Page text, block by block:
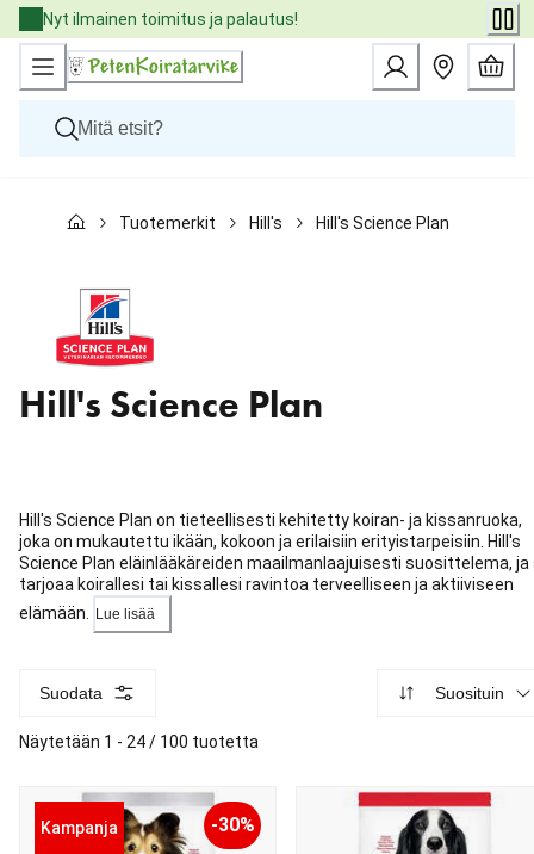
Skip
to
Content
Nyt ilmainen toimitus ja palautus!
Kissat
Tuotemerkit
Uutuudet
Tarjoukset
Palvelut
Tuotemerkit Hill's Hill's Science Plan
Hill's Science Plan
Hill's Science Plan on tieteellisesti kehitetty koiran- ja kissanruoka,
joka on mukautettu ikään, kokoon ja erilaisiin erityistarpeisiin. Hill's
Science Plan eläinlääkäreiden maailmanlaajuisesti suosittelema, ja
tarjoaa koirallesi tai kissallesi ravintoa terveelliseen ja aktiiviseen
elämään.
Lue lisää
Suodata Suosituin
Näytetään 1 - 24 / 100 tuotetta
Kampanja -30%